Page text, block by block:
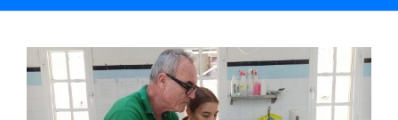
Saltar
contenido